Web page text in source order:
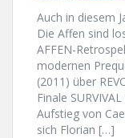
Auch in diesem
Die Affen sind
AFFEN-
modernen
(2011) über
Finale
Aufstieg von
sich Florian […]